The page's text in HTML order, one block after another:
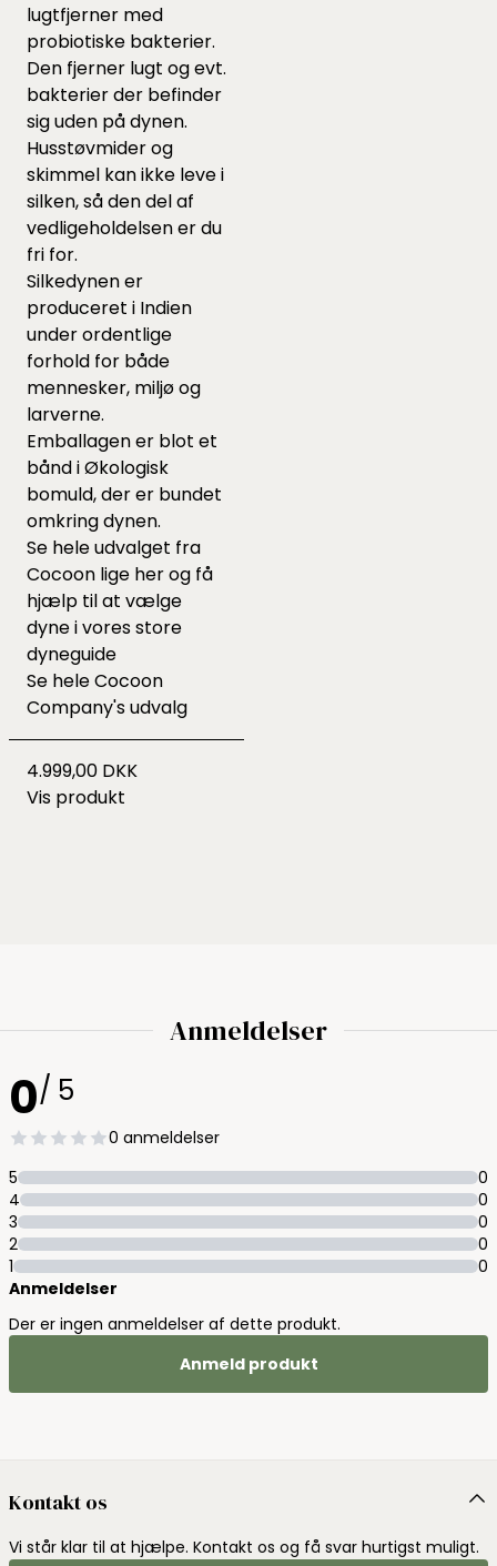
lugtfjerner med
probiotiske bakterier.
Den fjerner lugt og evt.
bakterier der befinder
sig uden på dynen.
Husstøvmider og
skimmel kan ikke leve i
silken, så den del af
vedligeholdelsen er du
fri for.
Silkedynen er
produceret i Indien
under ordentlige
forhold for både
mennesker, miljø og
larverne.
Emballagen er blot et
bånd i Økologisk
bomuld, der er bundet
omkring dynen.
Se hele udvalget fra
Cocoon lige herog få
hjælp til at vælge
dyne i voresstore
dyneguide
Se heleCocoon
Company's udvalg
4.999,00 DKK
Vis produkt
Anmeldelser
0/ 5
0 anmeldelser
5
0
4
0
3
0
2
0
1
0
Anmeldelser
Der er ingen anmeldelser af dette produkt.
Anmeld produkt
Kontakt os
Vi står klar til at hjælpe. Kontakt os og få svar hurtigst muligt.